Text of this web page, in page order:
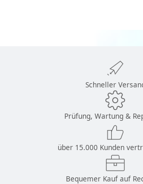
Schneller
Prüfung, Wartung &
über 15.000 Kunden
Bequemer Kauf auf